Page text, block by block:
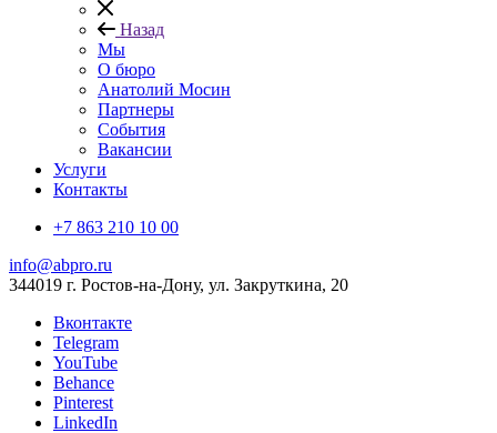
Назад
Мы
О бюро
Анатолий Мосин
Партнеры
События
Вакансии
Услуги
Контакты
+7 863 210 10 00
info@abpro.ru
344019 г. Ростов-на-Дону, ул. Закруткина, 20
Вконтакте
Telegram
YouTube
Behance
Pinterest
LinkedIn